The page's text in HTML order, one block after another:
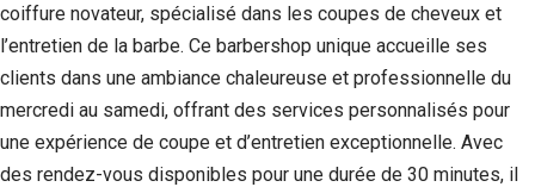
coiffure novateur, spécialisé dans les coupes de cheveux et
l’entretien de la barbe. Ce barbershop unique accueille ses
clients dans une ambiance chaleureuse et professionnelle du
mercredi au samedi, offrant des services personnalisés pour
une expérience de coupe et d’entretien exceptionnelle. Avec
des rendez-vous disponibles pour une durée de 30 minutes, il
et la structure
du site Web,
en fonction
de la façon
dont le site
Web est
utilisé.